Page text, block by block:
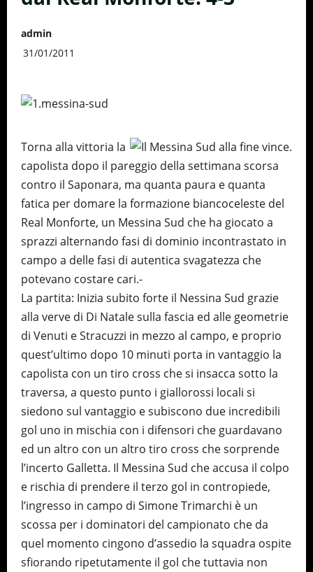
admin
31/01/2011
Torna alla vittoria la
capolista dopo il pareggio della settimana scorsa
contro il Saponara, ma quanta paura e quanta
fatica per domare la formazione biancoceleste del
Real Monforte, un Messina Sud che ha giocato a
sprazzi alternando fasi di dominio incontrastato in
campo a delle fasi di autentica svagatezza che
potevano costare cari.-
La partita: Inizia subito forte il Nessina Sud grazie
alla verve di Di Natale sulla fascia ed alle geometrie
di Venuti e Stracuzzi in mezzo al campo, e proprio
quest’ultimo dopo 10 minuti porta in vantaggio la
capolista con un tiro cross che si insacca sotto la
traversa, a questo punto i giallorossi locali si
siedono sul vantaggio e subiscono due incredibili
gol uno in mischia con i difensori che guardavano
ed un altro con un altro tiro cross che sorprende
l’incerto Galletta. Il Messina Sud che accusa il colpo
e rischia di prendere il terzo gol in contropiede,
l’ingresso in campo di Simone Trimarchi è un
scossa per i dominatori del campionato che da
quel momento cingono d’assedio la squadra ospite
sfiorando ripetutamente il gol che tuttavia non